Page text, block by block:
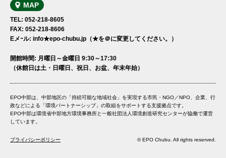
MAP
TEL: 052-218-8605
FAX: 052-218-8606
Eメｰル: info★epo-chubu.jp（★を＠に変更してください。）
開館時間: 月曜日～金曜日 9:30～17:30
（休館日は土・日曜日、祝日、お盆、年末年始）
EPO中部は、中部地区の「持続可能な地域社会」を実現する市民・NGO／NPO、企業、行
政などによる「環境パートナーシップ」の取組をサポートする支援拠点です。
EPO中部は環境省中部地方環境事務所と一般社団法人環境創造研究センターが協働で運営
しています。
プライバシーポリシー © EPO Chubu. All rights reserved.